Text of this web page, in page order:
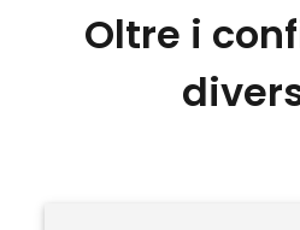
Oltre i